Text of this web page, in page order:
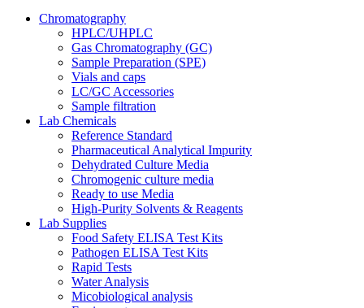
Chromatography
HPLC/UHPLC
Gas Chromatography (GC)
Sample Preparation (SPE)
Vials and caps
LC/GC Accessories
Sample filtration
Lab Chemicals
Reference Standard
Pharmaceutical Analytical Impurity
Dehydrated Culture Media
Chromogenic culture media
Ready to use Media
High-Purity Solvents & Reagents
Lab Supplies
Food Safety ELISA Test Kits
Pathogen ELISA Test Kits
Rapid Tests
Water Analysis
Micobiological analysis